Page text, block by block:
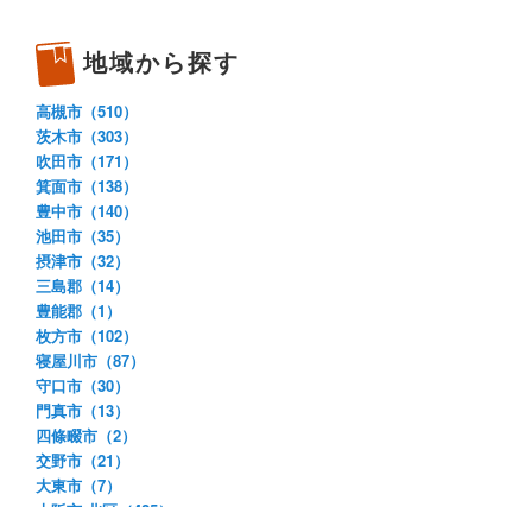
地域から探す
高槻市（510）
茨木市（303）
吹田市（171）
箕面市（138）
豊中市（140）
池田市（35）
摂津市（32）
三島郡（14）
豊能郡（1）
枚方市（102）
寝屋川市（87）
守口市（30）
門真市（13）
四條畷市（2）
交野市（21）
大東市（7）